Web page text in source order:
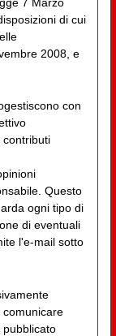
di cui
2008, e
con
contributi
Questo
ogni tipo di
di eventuali
l'e-mail sotto